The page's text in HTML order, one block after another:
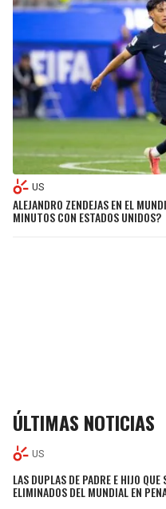
US
ALEJANDRO ZENDEJAS EN EL
MINUTOS CON ESTADOS UNIDOS?
ÚLTIMAS NOTICIAS
US
LAS DUPLAS DE PADRE E HIJO
ELIMINADOS DEL MUNDIAL EN